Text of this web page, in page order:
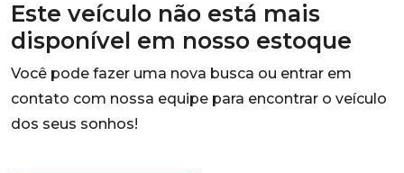
Este veículo não está mais
disponível em nosso estoque
Você pode fazer uma nova busca ou entrar em
contato com nossa equipe para encontrar o veículo
dos seus sonhos!